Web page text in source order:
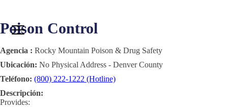
Poison Control
Agencia : Rocky Mountain Poison & Drug Safety
Ubicación: No Physical Address - Denver County
Teléfono: (800) 222-1222 (Hotline)
Descripción:
Provides: